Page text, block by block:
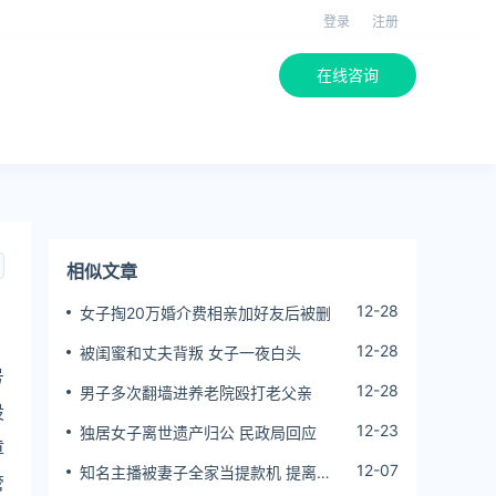
登录 注册
在线咨询
相似文章
女子掏20万婚介费相亲加好友后被删 12-28
被闺蜜和丈夫背叛 女子一夜白头 12-28
男子多次翻墙进养老院殴打老父亲 12-28
独居女子离世遗产归公 民政局回应 12-23
知名主播被妻子全家当提款机 提离婚
12-07